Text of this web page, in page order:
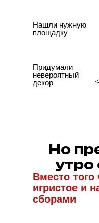
Нашли нужную
площадку
Придумали
невероятный
декор
Но
утро
Вместо
игристое и
сборами